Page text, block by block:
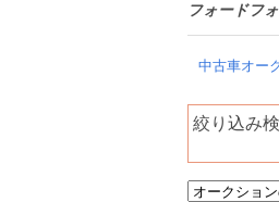
フォードフ
中古車オー
絞り込み